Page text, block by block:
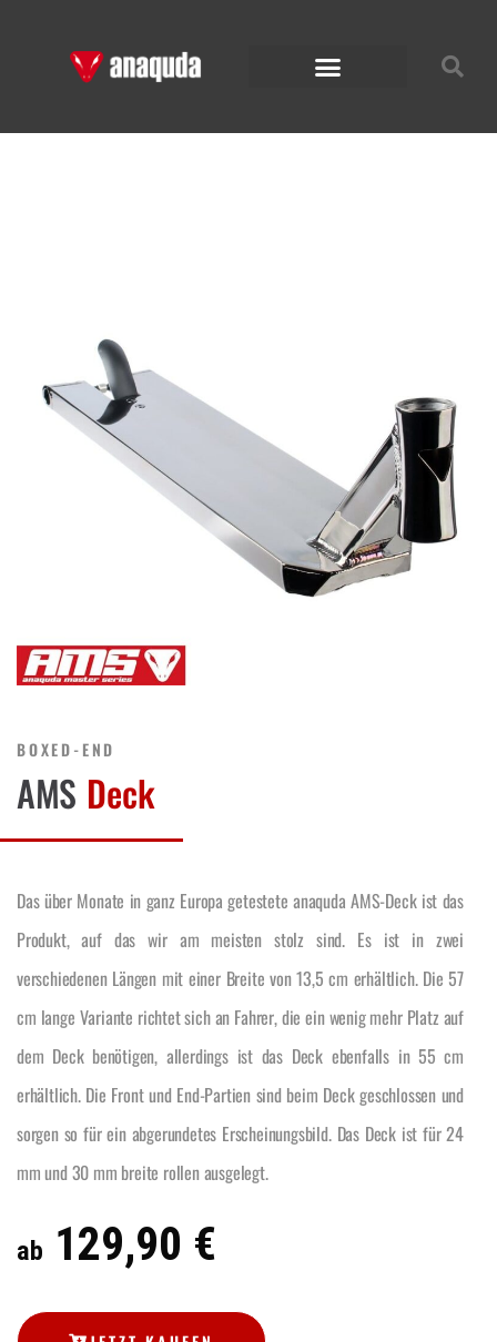
BOXED-END
AMS Deck
Das über Monate in ganz Europa getestete anaquda AMS-Deck ist das
Produkt, auf das wir am meisten stolz sind. Es ist in zwei
verschiedenen Längen mit einer Breite von 13,5 cm erhältlich. Die 57
cm lange Variante richtet sich an Fahrer, die ein wenig mehr Platz auf
dem Deck benötigen, allerdings ist das Deck ebenfalls in 55 cm
erhältlich. Die Front und End-Partien sind beim Deck geschlossen und
sorgen so für ein abgerundetes Erscheinungsbild. Das Deck ist für 24
mm und 30 mm breite rollen ausgelegt.
ab 129,90 €